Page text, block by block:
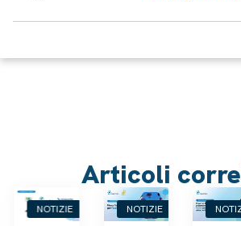
Articoli
NOTIZIE NOTIZIE